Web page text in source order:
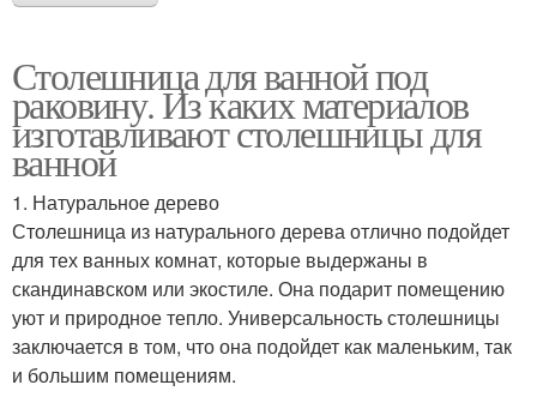
Столешница для ванной под
раковину. Из каких материалов
изготавливают столешницы для
ванной
1. Натуральное дерево
Столешница из натурального дерева отлично подойдет
для тех ванных комнат, которые выдержаны в
скандинавском или экостиле. Она подарит помещению
уют и природное тепло. Универсальность столешницы
заключается в том, что она подойдет как маленьким, так
и большим помещениям.